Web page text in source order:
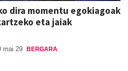
dira momentu egokiagoak
eta jaiak
mai 29 BERGARA